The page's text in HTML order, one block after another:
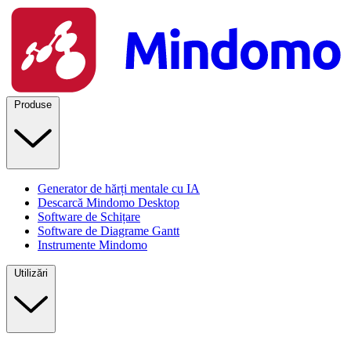
Produse
Generator de hărți mentale cu IA
Descarcă Mindomo Desktop
Software de Schițare
Software de Diagrame Gantt
Instrumente Mindomo
Utilizări